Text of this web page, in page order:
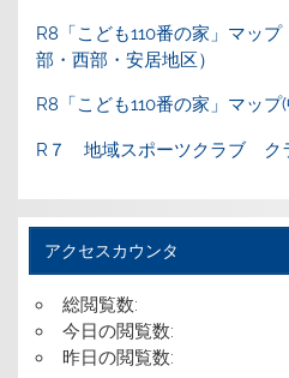
R8「こども110番の家」マッ
部・西部・安居地区）
R8「こども110番の家」マップ
R７ 地域スポーツクラブ ク
アクセスカウンタ
総閲覧数:
今日の閲覧数:
昨日の閲覧数: